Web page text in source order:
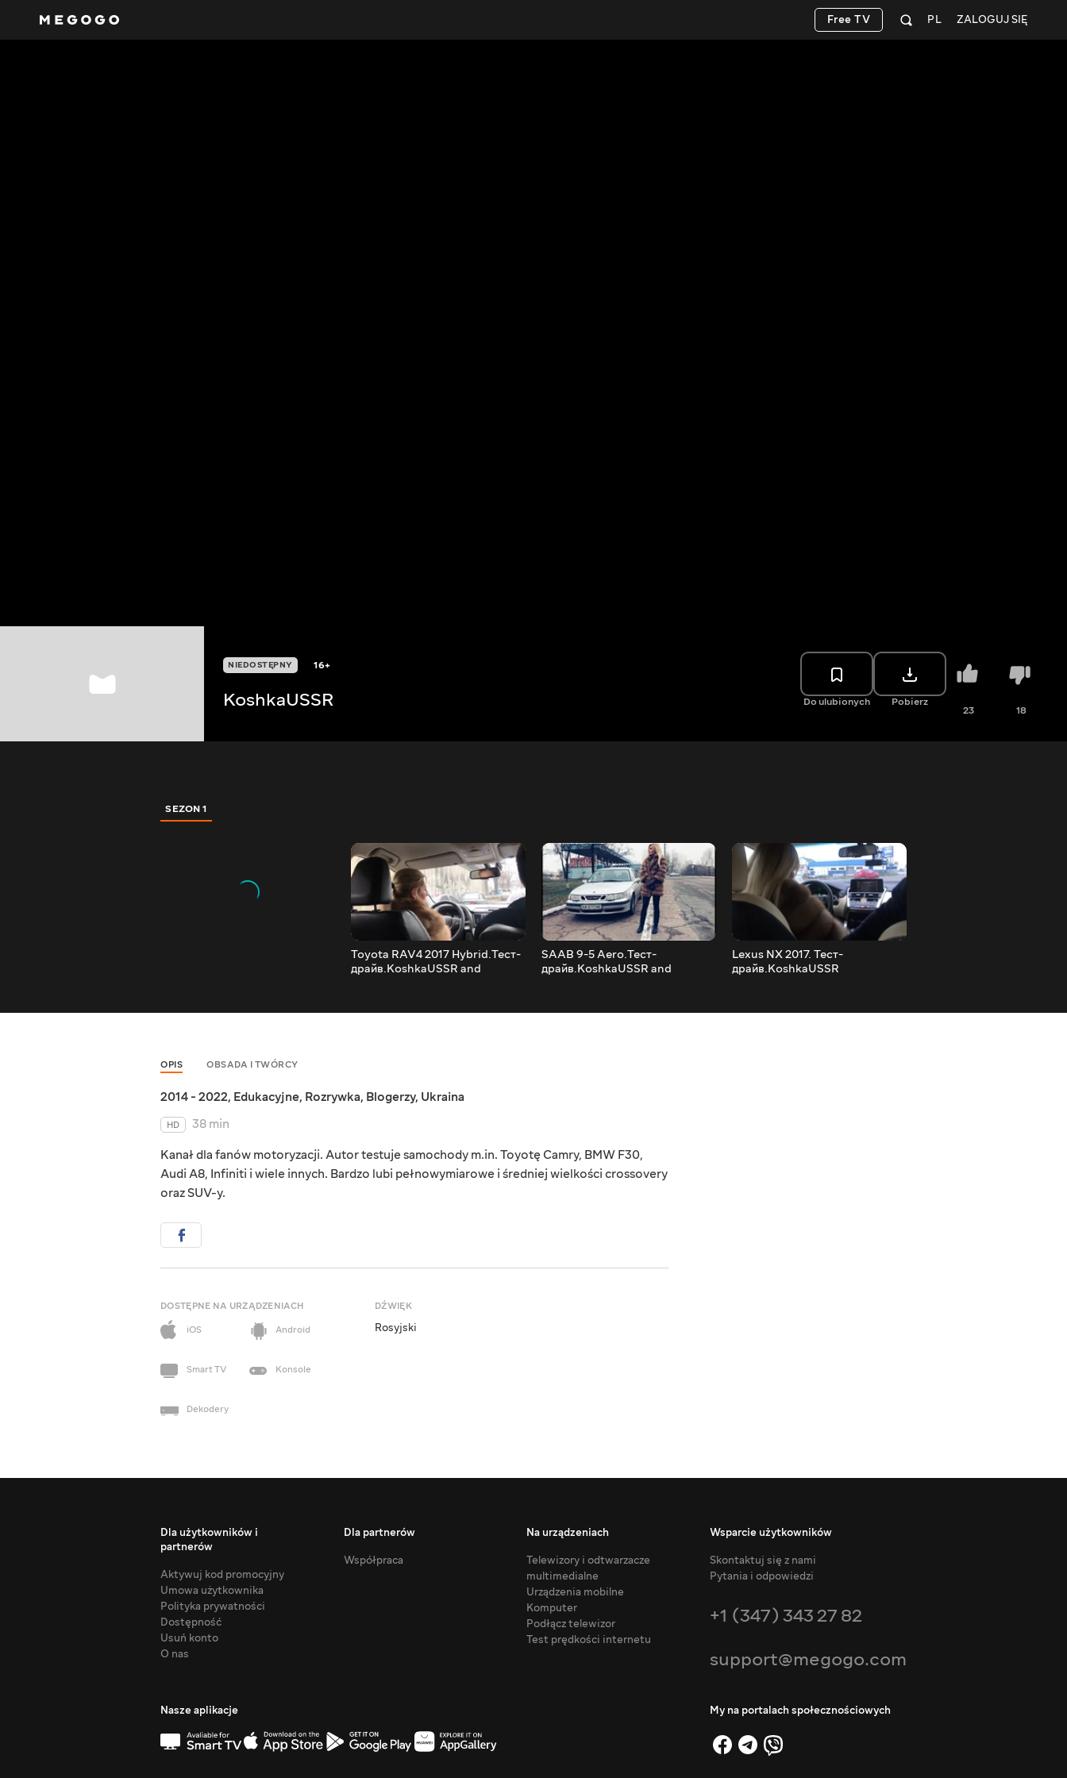
ZALOGUJ SIĘ
PL
Free TV
NIEDOSTĘPNY 16+
KoshkaUSSR Do ulubionych Pobierz
23 18
SEZON 1
Toyota RAV4 2017 Hybrid.Тест-
драйв.KoshkaUSSR and
SAAB 9-5 Aero.Тест-
драйв.KoshkaUSSR and
Lexus NX 2017. Тест-
драйв.KoshkaUSSR
OPIS OBSADA I TWÓRCY
2014 - 2022, Edukacyjne, Rozrywka, Blogerzy, Ukraina
HD
38 min
Kanał dla fanów motoryzacji. Autor testuje samochody m.in. Toyotę Camry, BMW F30,
Audi A8, Infiniti i wiele innych. Bardzo lubi pełnowymiarowe i średniej wielkości crossovery
oraz SUV-y.
DOSTĘPNE NA URZĄDZENIACH
iOS
Android
Smart TV Konsole
Dekodery
DŹWIĘK
Rosyjski
Dla użytkowników i
partnerów
Aktywuj kod promocyjny
Umowa użytkownika
Polityka prywatności
Dostępność
Usuń konto
O nas
Dla partnerów
Współpraca
Na urządzeniach
Telewizory i odtwarzacze
multimedialne
Urządzenia mobilne
Komputer
Podłącz telewizor
Test prędkości internetu
Wsparcie użytkowników
Skontaktuj się z nami
Pytania i odpowiedzi
+1 (347) 343 27 82
support@megogo.com
Nasze aplikacje My na portalach społecznościowych